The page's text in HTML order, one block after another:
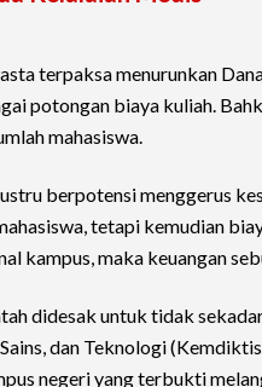
terpaksa menurunkan
potongan biaya kuliah.
mahasiswa.
berpotensi menggerus
tetapi kemudian
kampus, maka keuangan
didesak untuk tidak
dan Teknologi
negeri yang terbukti